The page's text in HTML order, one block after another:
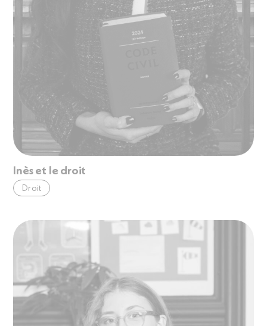
Inès et le droit
Droit